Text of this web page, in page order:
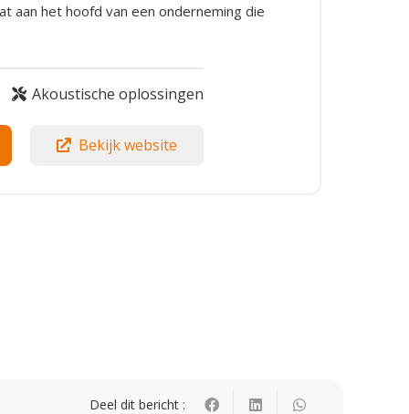
aan het hoofd van een onderneming die
Akoustische oplossingen
Bekijk website
Deel dit bericht :